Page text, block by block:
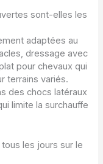
sont-elles les
adaptées au
dressage avec
pour chevaux qui
terrains variés.
des chocs latéraux
limite la surchauffe
les jours sur le